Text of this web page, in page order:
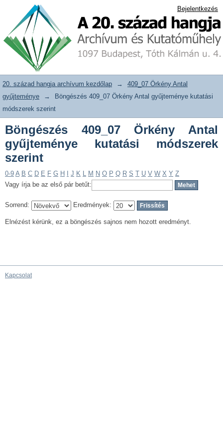
Böngészés 409_07 Örkény Antal
gyűjteménye kutatási módszerek
szerint
20. század hangja archívum adattár Bejelentkezés
20. század hangja archívum kezdőlap →
409_07 Örkény Antal
gyűjteménye
→
Böngészés 409_07 Örkény Antal gyűjteménye kutatási
módszerek szerint
Böngészés 409_07 Örkény Antal
gyűjteménye kutatási módszerek
szerint
0-9 A B C D E F G H J K L M N O P Q R S T U V W X Y Z
Vagy írja be az első pár betűt:
Sorrend: Eredmények:
Elnézést kérünk, ez a böngészés sajnos nem hozott eredményt.
Kapcsolat